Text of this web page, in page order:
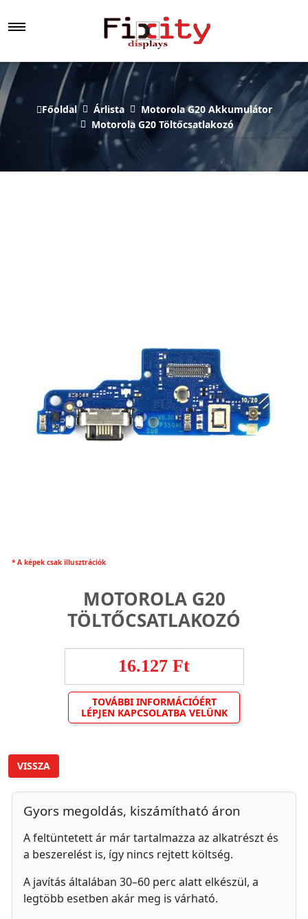
Főoldal Árlista
Motorola G20 Akkumulátor
Motorola G20 Töltőcsatlakozó
* A képek csak illusztrációk
MOTOROLA G20
TÖLTŐCSATLAKOZÓ
16.127 Ft
TOVÁBBI INFORMÁCIÓÉRT
LÉPJEN KAPCSOLATBA VELÜNK
VISSZA
Gyors megoldás, kiszámítható áron
A feltüntetett ár már tartalmazza az alkatrészt és
a beszerelést is, így nincs rejtett költség.
A javítás általában 30–60 perc alatt elkészül, a
legtöbb esetben akár meg is várható.